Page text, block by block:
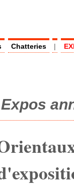
Chatteries |